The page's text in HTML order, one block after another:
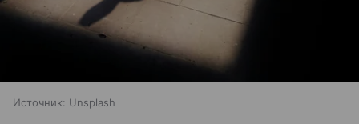
Источник: Unsplash